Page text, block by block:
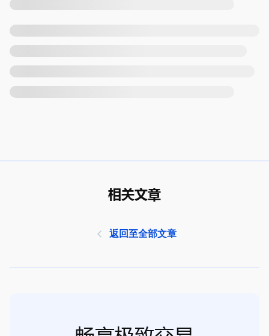
相关文章
返回至全部文章